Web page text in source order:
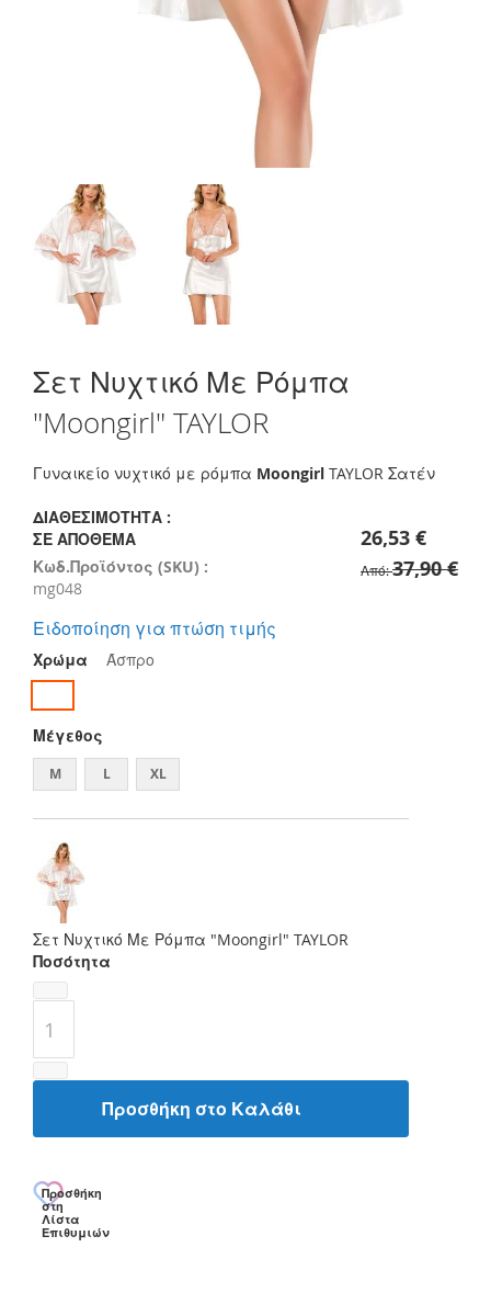
to
beginning
the
gallery
Σετ Νυχτικό Με Ρόμπα
"Moongirl" TAYLOR
Γυναικείο νυχτικό με ρόμπα Moongirl TAYLOR Σατέν
ΔΙΑΘΕΣΙΜΌΤΗΤΑ :
ΣΕ ΑΠΌΘΕΜΑ
Κωδ.Προϊόντος (SKU) :
mg048
26,53 €
Από 37,90 €
Ειδοποίηση για πτώση τιμής
Χρώμα Άσπρο
Μέγεθος
M L XL
Σετ Νυχτικό Με Ρόμπα "Moongirl" TAYLOR
Ποσότητα
Προσθήκη στο Καλάθι
Προσθήκη
στη
Λίστα
Επιθυμιών